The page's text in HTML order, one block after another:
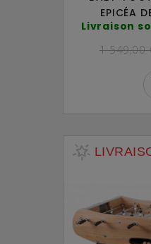
EPICÉA
Livraison
1 549,00